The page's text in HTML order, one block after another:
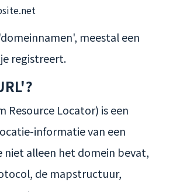
meestal een
registreert.
Resource Locator) is een
informatie van een
niet alleen het domein bevat,
de mapstructuur,